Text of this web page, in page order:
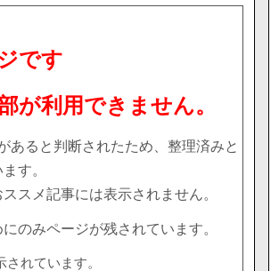
です
が利用できません。
あると判断されたため、整理済みと
す。
スメ記事には表示されません。
のみページが残されています。
れています。